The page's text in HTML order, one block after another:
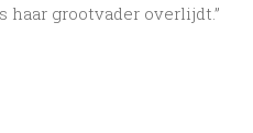
haar grootvader overlijdt.”